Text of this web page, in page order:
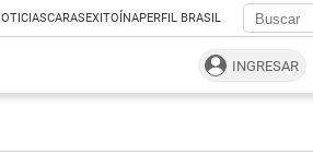
CARASEXITOÍNAPERFIL BRASIL
INGRESAR